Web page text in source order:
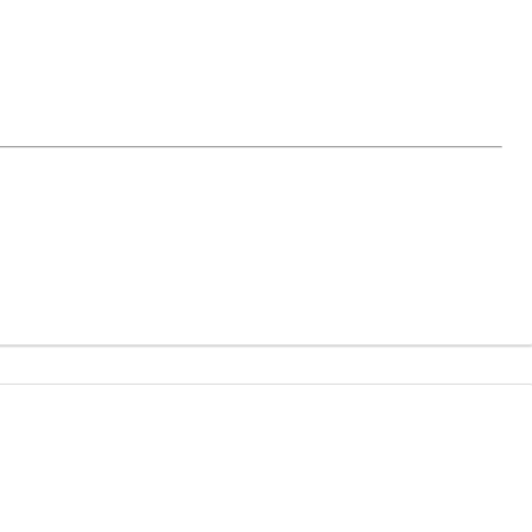
cadre paisible et luxueux à seulement 40 minutes de
amovible, une cuisine d'été, une piscine extérieure